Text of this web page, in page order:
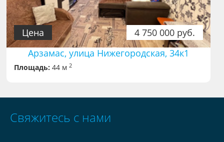
4 750 000 руб.
Цена
Арзамас, улица Нижегородская, 34к1
Площадь: 44 м2
Свяжитесь с нами